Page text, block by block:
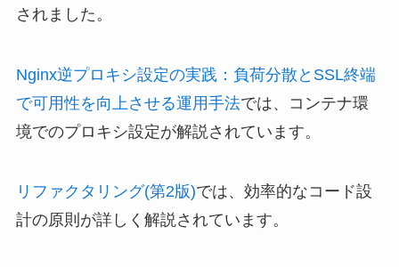
されました。
Nginx逆プロキシ設定の実践：負荷分散とSSL終端
で可用性を向上させる運用手法では、コンテナ環
境でのプロキシ設定が解説されています。
リファクタリング(第2版)では、効率的なコード設
計の原則が詳しく解説されています。